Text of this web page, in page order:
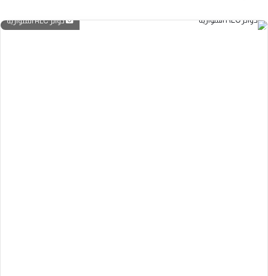
دوائر RLC المتوازية